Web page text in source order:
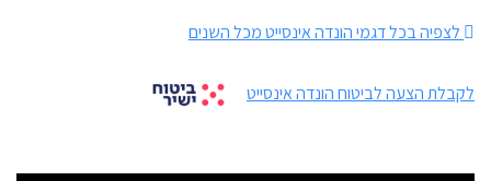
לצפיה בכל דגמי הונדה אינסייט מכל השנים
לקבלת הצעה לביטוח הונדה אינסייט